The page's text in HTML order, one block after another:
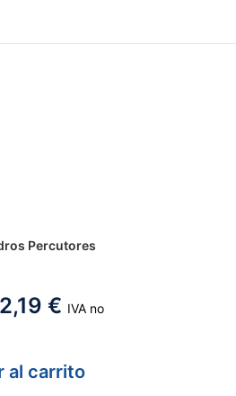
Percutores
€ IVA no
al carrito